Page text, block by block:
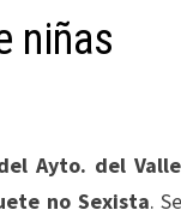
niñas
Ayto. del
no Sexista.